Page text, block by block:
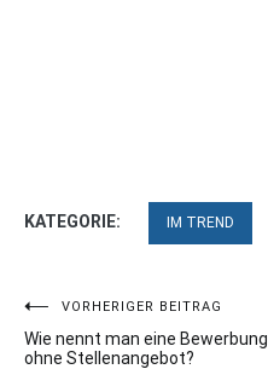
KATEGORIE: IM TREND
Beitragsnavigation
VORHERIGER BEITRAG
Wie nennt man eine Bewerbung
ohne Stellenangebot?